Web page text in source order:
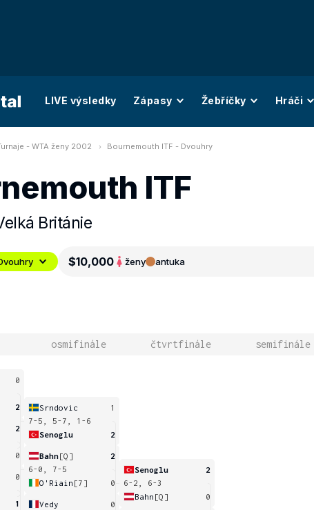
LIVE výsledky Zápasy Žebříčky Hráči
- WTA ženy 2002 Bournemouth ITF - Dvouhry
ITF
Británie
$10,000 ženy antuka
osmifinále čtvrtfinále semifinále
0
2
2
0
0
1
Srndovic
1
7-5, 5-7, 1-6
Senoglu
2
Bahn[Q]
2
6-0, 7-5
O'Riain [7] 0
Vedy
0
Senoglu
2
6-2, 6-3
Bahn [Q] 0